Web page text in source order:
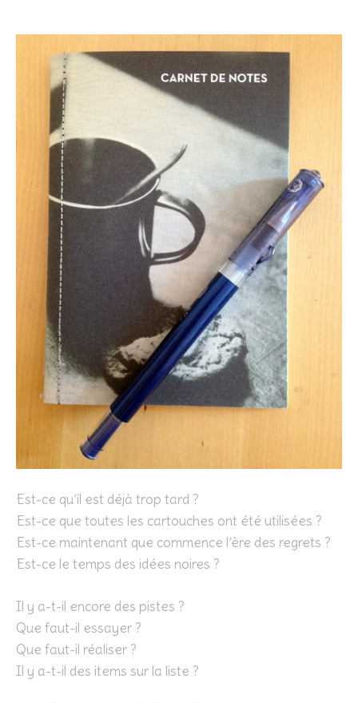
Est-ce qu’il est déjà trop tard ?
Est-ce que toutes les cartouches ont été utilisées ?
Est-ce maintenant que commence l’ère des regrets ?
Est-ce le temps des idées noires ?
Il y a-t-il encore des pistes ?
Que faut-il essayer ?
Que faut-il réaliser ?
Il y a-t-il des items sur la liste ?